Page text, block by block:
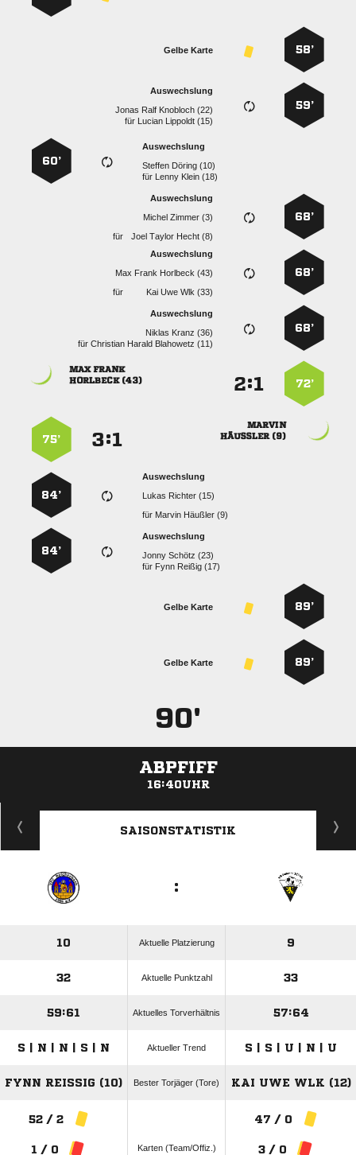
58’
Gelbe Karte
59’
Auswechslung
   
für   
Auswechslung
  
für   
60’
68’
Auswechslung
  
für
   
68’
Auswechslung
   
für
   
68’
Auswechslung
  
für   
72’
:
 
 

 
:
75’
Auswechslung
  
für   
84’
Auswechslung
  
für   
84’
89’
Gelbe Karte
89’
Gelbe Karte
90'
ABPFIFF
16:40UHR
ANZEIGE
SAISONSTATISTIK
:
10 Aktuelle Platzierung 9
32 Aktuelle Punktzahl 33
59:61 Aktuelles Torverhältnis 57:64
S | N | N | S | N Aktueller Trend S | S | U | N | U
FYNN REISSIG (10) Bester Torjäger (Tore) KAI UWE WLK (12)
52 / 2
1 / 0 Karten (Team/Offiz.)
47 / 0
3 / 0